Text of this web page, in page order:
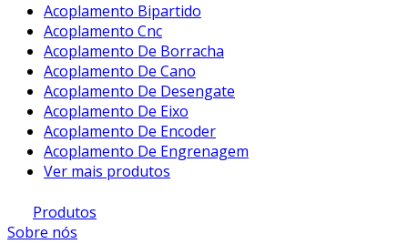
Acoplamento Bipartido
Acoplamento Cnc
Acoplamento De Borracha
Acoplamento De Cano
Acoplamento De Desengate
Acoplamento De Eixo
Acoplamento De Encoder
Acoplamento De Engrenagem
Ver mais produtos
Produtos
Sobre nós